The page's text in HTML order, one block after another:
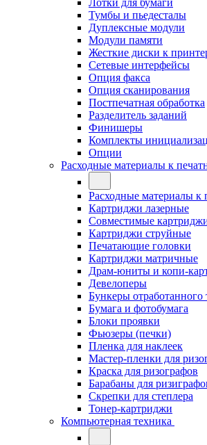
Лотки для бумаги
Тумбы и пьедесталы
Дуплексные модули
Модули памяти
Жесткие диски к
Сетевые интерфейсы
Опция факса
Опция сканирования
Постпечатная обработка
Разделитель заданий
Финишеры
Комплекты
Опции
Расходные материалы к
Расходные материалы к
Картриджи лазерные
Совместимые
Картриджи струйные
Печатающие головки
Картриджи матричные
Драм-юниты и копи-
Девелоперы
Бункеры отработанного
Бумага и фотобумага
Блоки проявки
Фьюзеры (печки)
Пленка для наклеек
Мастер-пленки для
Краска для ризографов
Барабаны для
Скрепки для степлера
Тонер-картриджи
Компьютерная техника